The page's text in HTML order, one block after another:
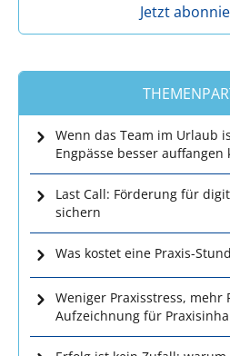
Jetzt
Wenn das Team im Urlaub
Engpässe besser auffangen
Last Call: Förderung für
sichern
Was kostet eine Praxis-
Weniger Praxisstress, mehr
Aufzeichnung für